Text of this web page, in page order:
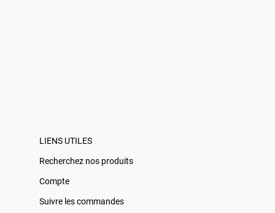
LIENS UTILES
Recherchez nos produits
Compte
Suivre les commandes